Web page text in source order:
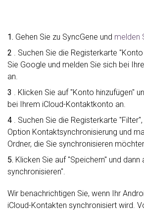
1. Gehen Sie zu SyncGene und melden
2 . Suchen Sie die Registerkarte
Sie Google und melden Sie sich bei
an.
3 . Klicken Sie auf "Konto hinzufügen"
bei Ihrem iCloud-Kontaktkonto an.
4 . Suchen Sie die Registerkarte
Option Kontaktsynchronisierung und
Ordner, die Sie synchronisieren
5. Klicken Sie auf "Speichern" und dann
synchronisieren".
Wir benachrichtigen Sie, wenn Ihr
iCloud-Kontakten synchronisiert wird.